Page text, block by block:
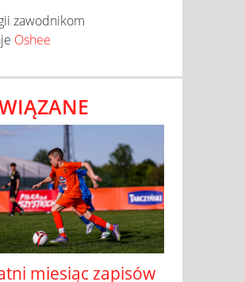
zawodnikom
Oshee
miesiąc zapisów